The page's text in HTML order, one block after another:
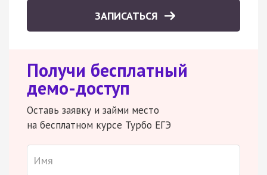
ЗАПИСАТЬСЯ
Получи бесплатный
демо-доступ
Оставь заявку и займи место
на бесплатном курсе Турбо ЕГЭ